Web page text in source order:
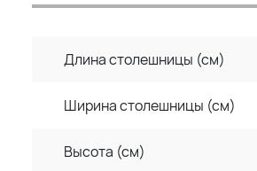
Длина столешницы (см)
Ширина столешницы (см)
Высота (см)